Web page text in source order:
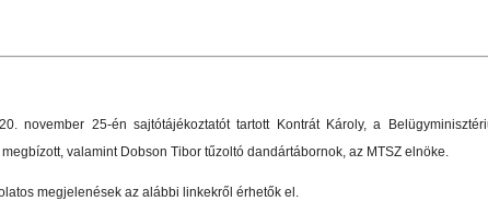
november 25-én sajtótájékoztatót tartott Kontrát Károly, a
valamint Dobson Tibor tűzoltó dandártábornok, az MTSZ elnöke.
megjelenések az alábbi linkekről érhetők el.